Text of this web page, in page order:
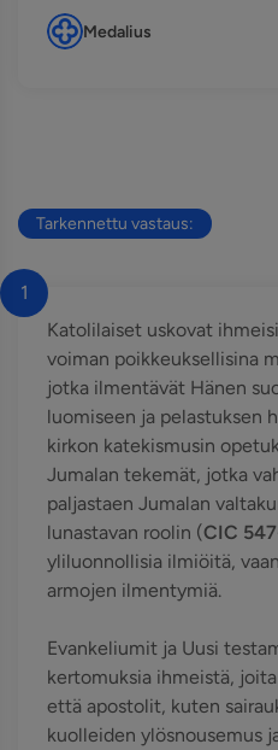
Medalius
Tarkennettu vastaus:
1
Katolilaiset uskovat
voiman poikkeuksellisina
jotka ilmentävät Hänen
luomiseen ja pelastuksen
kirkon katekismusin
Jumalan tekemät, jotka
paljastaen Jumalan
lunastavan roolin (CIC
yliluonnollisia ilmiöitä,
armojen ilmentymiä.
Evankeliumit ja Uusi
kertomuksia ihmeistä,
että apostolit, kuten
kuolleiden ylösnousemus